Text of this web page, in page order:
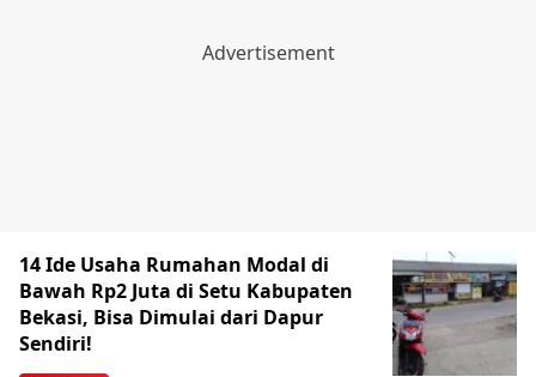
14 Ide Usaha Rumahan Modal di
Bawah Rp2 Juta di Setu Kabupaten
Bekasi, Bisa Dimulai dari Dapur
Sendiri!